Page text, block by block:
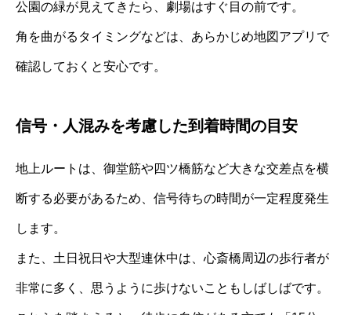
公園の緑が見えてきたら、劇場はすぐ目の前です。
角を曲がるタイミングなどは、あらかじめ地図アプリで
確認しておくと安心です。
信号・人混みを考慮した到着時間の目安
地上ルートは、御堂筋や四ツ橋筋など大きな交差点を横
断する必要があるため、信号待ちの時間が一定程度発生
します。
また、土日祝日や大型連休中は、心斎橋周辺の歩行者が
非常に多く、思うように歩けないこともしばしばです。